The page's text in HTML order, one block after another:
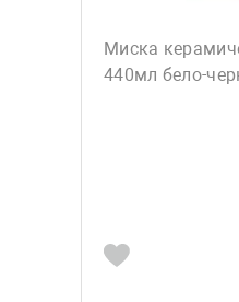
Миска
440мл бело-